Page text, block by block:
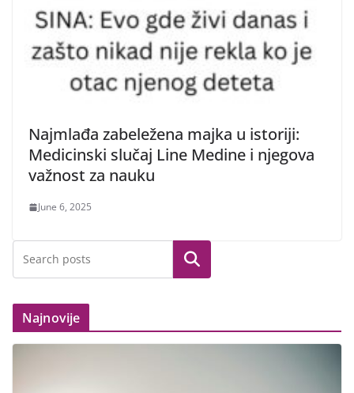
Najmlađa zabeležena majka u istoriji:
Medicinski slučaj Line Medine i njegova
važnost za nauku
June 6, 2025
Search
Najnovije